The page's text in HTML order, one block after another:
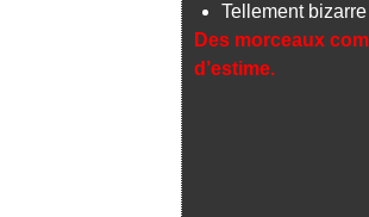
Tellement
Des morceaux
d’estime.